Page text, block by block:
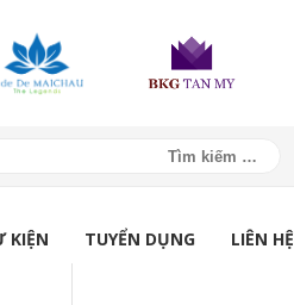
KIỆN TUYỂN DỤNG LIÊN HỆ